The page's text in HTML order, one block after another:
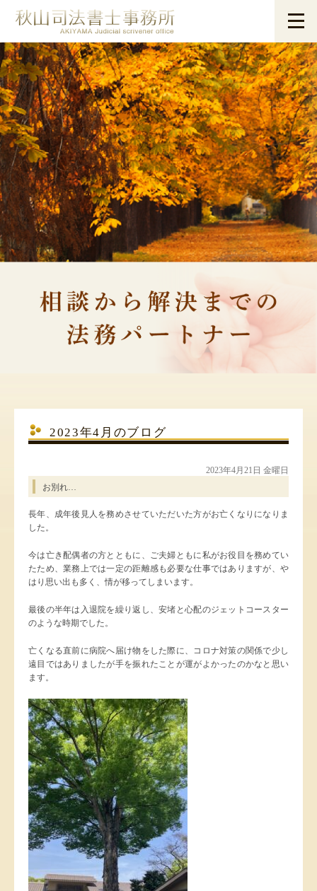
2023年4月のブログ
2023年4月21日 金曜日
お別れ…
長年、成年後見人を務めさせていただいた方がお亡くなりになりま
した。
今は亡き配偶者の方とともに、ご夫婦ともに私がお役目を務めてい
たため、業務上では一定の距離感も必要な仕事ではありますが、や
はり思い出も多く、情が移ってしまいます。
最後の半年は入退院を繰り返し、安堵と心配のジェットコースター
のような時期でした。
亡くなる直前に病院へ届け物をした際に、コロナ対策の関係で少し
遠目ではありましたが手を振れたことが運がよかったのかなと思い
ます。